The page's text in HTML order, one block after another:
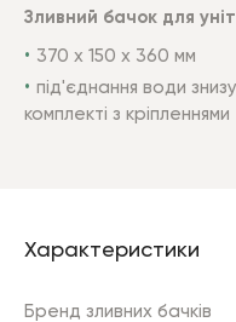
Зливний бачок для
370 х 150 х 360 мм
під'єднання води
комплекті з кріпленнями
Характеристики
Бренд зливних бачків